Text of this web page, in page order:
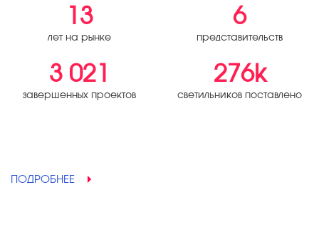
13
лет на рынке
6
представительств
3 021
завершенных проектов
276k
светильников поставлено
ПОДРОБНЕЕ